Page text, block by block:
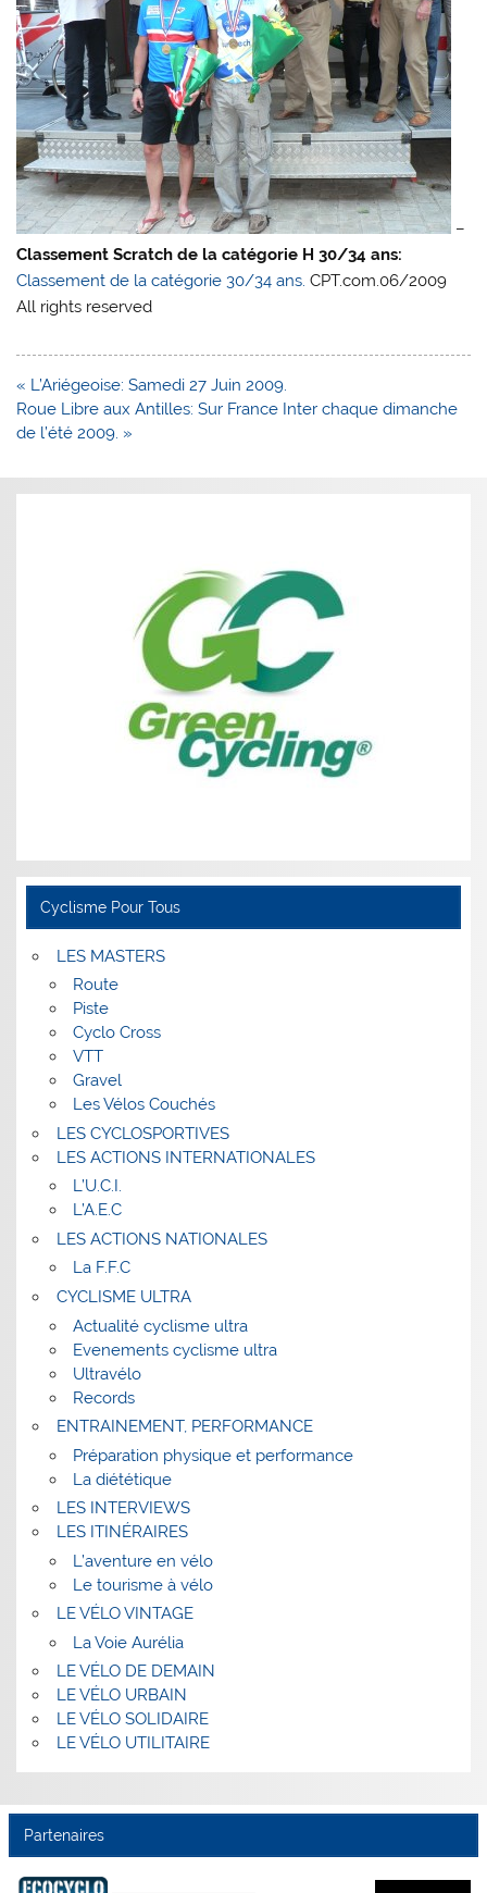
–
Classement Scratch de la catégorie H 30/34 ans:
Classement de la catégorie 30/34 ans. CPT.com.06/2009
All rights reserved
Navigation
de
l’article
« L’Ariégeoise: Samedi 27 Juin 2009.
Roue Libre aux Antilles: Sur France Inter chaque dimanche
de l’été 2009. »
Cyclisme Pour Tous
LES MASTERS
Route
Piste
Cyclo Cross
VTT
Gravel
Les Vélos Couchés
LES CYCLOSPORTIVES
LES ACTIONS INTERNATIONALES
L’U.C.I.
L’A.E.C
LES ACTIONS NATIONALES
La F.F.C
CYCLISME ULTRA
Actualité cyclisme ultra
Evenements cyclisme ultra
Ultravélo
Records
ENTRAINEMENT, PERFORMANCE
Préparation physique et performance
La diététique
LES INTERVIEWS
LES ITINÉRAIRES
L’aventure en vélo
Le tourisme à vélo
LE VÉLO VINTAGE
La Voie Aurélia
LE VÉLO DE DEMAIN
LE VÉLO URBAIN
LE VÉLO SOLIDAIRE
LE VÉLO UTILITAIRE
Partenaires